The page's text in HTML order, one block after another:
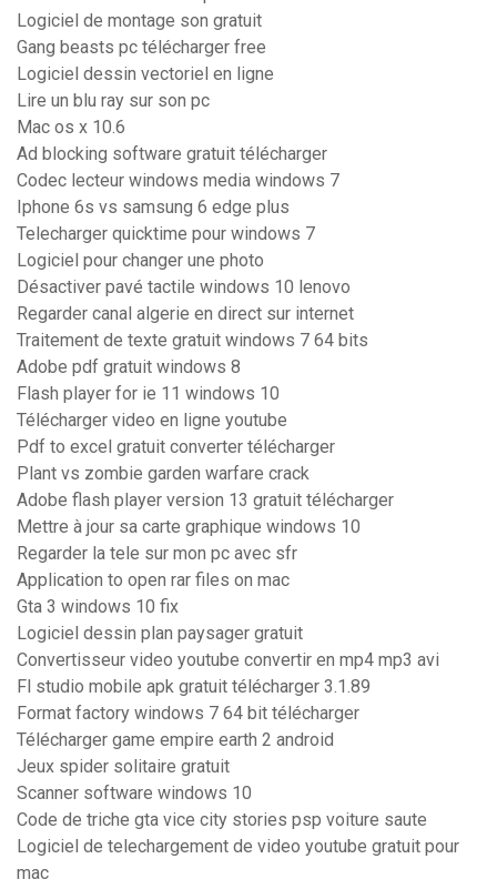
Logiciel de montage son gratuit
Gang beasts pc télécharger free
Logiciel dessin vectoriel en ligne
Lire un blu ray sur son pc
Mac os x 10.6
Ad blocking software gratuit télécharger
Codec lecteur windows media windows 7
Iphone 6s vs samsung 6 edge plus
Telecharger quicktime pour windows 7
Logiciel pour changer une photo
Désactiver pavé tactile windows 10 lenovo
Regarder canal algerie en direct sur internet
Traitement de texte gratuit windows 7 64 bits
Adobe pdf gratuit windows 8
Flash player for ie 11 windows 10
Télécharger video en ligne youtube
Pdf to excel gratuit converter télécharger
Plant vs zombie garden warfare crack
Adobe flash player version 13 gratuit télécharger
Mettre à jour sa carte graphique windows 10
Regarder la tele sur mon pc avec sfr
Application to open rar files on mac
Gta 3 windows 10 fix
Logiciel dessin plan paysager gratuit
Convertisseur video youtube convertir en mp4 mp3 avi
Fl studio mobile apk gratuit télécharger 3.1.89
Format factory windows 7 64 bit télécharger
Télécharger game empire earth 2 android
Jeux spider solitaire gratuit
Scanner software windows 10
Code de triche gta vice city stories psp voiture saute
Logiciel de telechargement de video youtube gratuit pour
mac